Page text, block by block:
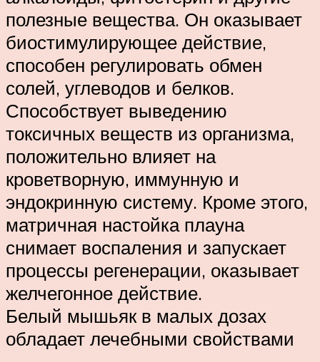
полезные вещества. Он оказывает
биостимулирующее действие,
способен регулировать обмен
солей, углеводов и белков.
Способствует выведению
токсичных веществ из организма,
положительно влияет на
кроветворную, иммунную и
эндокринную систему. Кроме этого,
матричная настойка плауна
снимает воспаления и запускает
процессы регенерации, оказывает
желчегонное действие.
Белый мышьяк в малых дозах
обладает лечебными свойствами